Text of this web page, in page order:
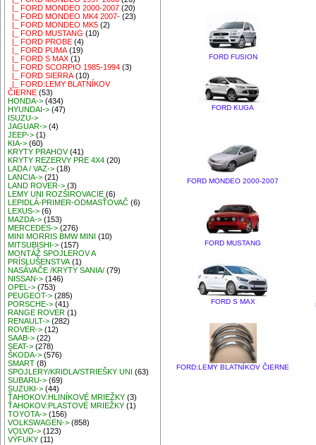
|_ FORD MONDEO 2000-2007 (20)
|_ FORD MONDEO MK4 2007- (23)
|_ FORD MONDEO MK5 (2)
|_ FORD MUSTANG (10)
|_ FORD PROBE (4)
|_ FORD PUMA (19)
|_ FORD S MAX (1)
|_ FORD SCORPIO 1985-1994 (3)
|_ FORD SIERRA (10)
|_ FORD:LEMY BLATNÍKOV
ČIERNE (53)
HONDA-> (434)
HYUNDAI-> (47)
ISUZU->
JAGUAR-> (4)
JEEP-> (1)
KIA-> (60)
KRYTY PRAHOV(41)
KRYTY REZERVY PRE 4X4 (20)
LADA / VAZ-> (18)
LANCIA-> (21)
LAND ROVER-> (3)
LEMY UNI ROZŠIROVACIE (6)
LEPIDLÁ-PRIMER-ODMASŤOVAČ (6)
LEXUS-> (6)
MAZDA-> (153)
MERCEDES-> (276)
MINI MORRIS BMW MINI
(10)
MITSUBISHI-> (157)
MONTÁŽ SPOJLEROV A
PRÍSLUŠENSTVA (1)
NASÁVAČE /KRYTY SANIA/ (79)
NISSAN-> (146)
OPEL-> (753)
PEUGEOT-> (285)
PORSCHE-> (41)
RANGE ROVER (1)
RENAULT-> (282)
ROVER-> (12)
SAAB-> (22)
SEAT-> (278)
ŠKODA-> (576)
SMART (8)
SPOJLERY/KRIDLA/STRIEŠKY UNI
(63)
SUBARU-> (69)
SUZUKI-> (44)
ŤAHOKOV:HLINÍKOVÉ MRIEŽKY (3)
ŤAHOKOV:PLASTOVÉ MRIEŽKY (1)
TOYOTA-> (156)
VOLKSWAGEN-> (858)
VOLVO-> (123)
VÝFUKY (11)
FORD FUSION
FORD KUGA
FORD MONDEO 2000-2007
FORD MUSTANG
FORD S MAX
FORD:LEMY BLATNÍKOV ČIERNE